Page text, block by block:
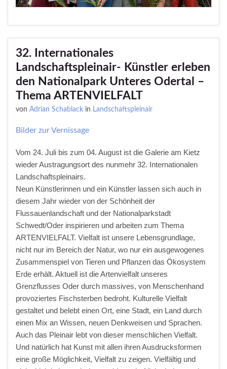
32. Internationales
Landschaftspleinair- Künstler erleben
den Nationalpark Unteres Odertal –
Thema ARTENVIELFALT
von Adrian Schablack in Landschaftspleinair
Bilder zur Vernissage
Vom 24. Juli bis zum 04. August ist die Galerie am Kietz
wieder Austragungsort des nunmehr 32. Internationalen
Landschaftspleinairs.
Neun Künstlerinnen und ein Künstler lassen sich auch in
diesem Jahr wieder von der Schönheit der
Flussauenlandschaft und der Nationalparkstadt
Schwedt/Oder inspirieren und arbeiten zum Thema
ARTENVIELFALT. Vielfalt ist unsere Lebensgrundlage,
nicht nur im Bereich der Natur, wo nur ein ausgewogenes
Zusammenspiel von Tieren und Pflanzen das Ökosystem
Erde erhält. Aktuell ist die Artenvielfalt unseres
Grenzflusses Oder durch massives, von Menschenhand
provoziertes Fischsterben bedroht. Kulturelle Vielfalt
gestaltet und belebt einen Ort, eine Stadt, ein Land durch
einen Mix an Wissen, neuen Denkweisen und Sprachen.
Auch das Pleinair lebt von dieser menschlichen Vielfalt.
Und natürlich hat Kunst mit allen ihren Ausdrucksformen
eine große Möglichkeit, Vielfalt zu zeigen. Vielfältig und